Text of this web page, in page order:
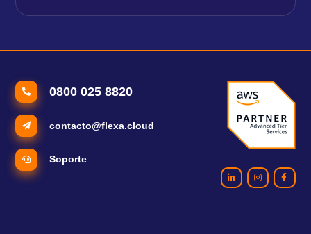
0800 025 8820
contacto@flexa.cloud
Soporte